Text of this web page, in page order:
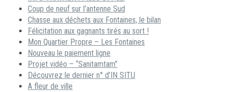
Coup de neuf sur l’antenne Sud
Chasse aux déchets aux Fontaines, le bilan
Félicitation aux gagnants tirés au sort !
Mon Quartier Propre – Les Fontaines
Nouveau le paiement ligne
Projet vidéo – “Sanitamtam”
Découvrez le dernier n° d’IN SITU
A fleur de ville